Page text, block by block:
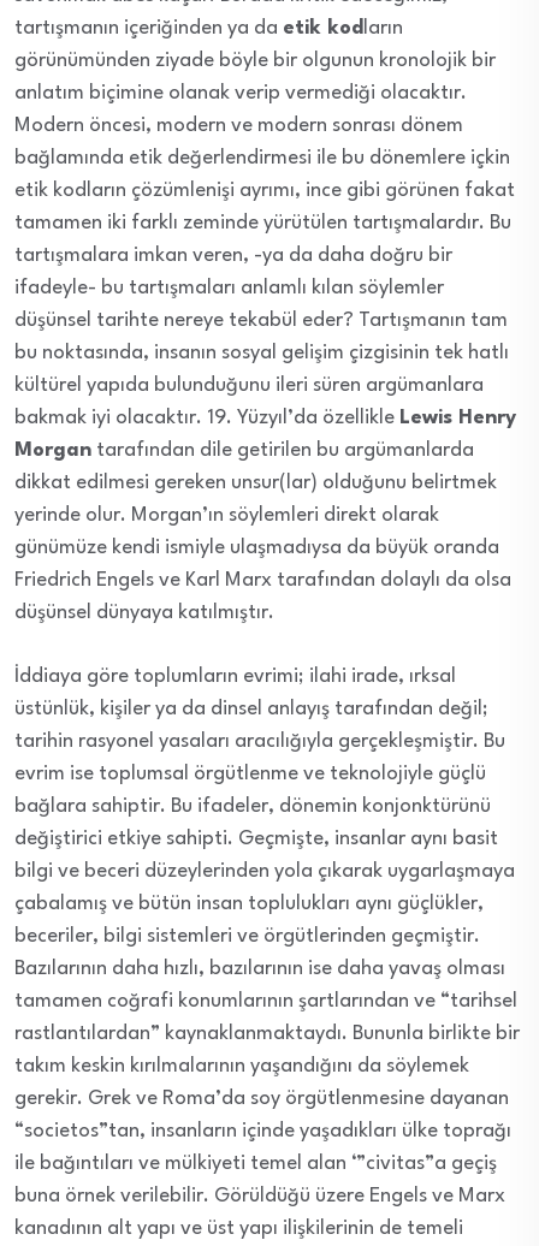
tartışmanın içeriğinden ya da etik kod ların
görünümünden ziyade böyle bir olgunun kronolojik bir
anlatım biçimine olanak verip vermediği olacaktır.
Modern öncesi, modern ve modern sonrası dönem
bağlamında etik değerlendirmesi ile bu dönemlere içkin
etik kodların çözümlenişi ayrımı, ince gibi görünen fakat
tamamen iki farklı zeminde yürütülen tartışmalardır. Bu
tartışmalara imkan veren, -ya da daha doğru bir
ifadeyle- bu tartışmaları anlamlı kılan söylemler
düşünsel tarihte nereye tekabül eder? Tartışmanın tam
bu noktasında, insanın sosyal gelişim çizgisinin tek hatlı
kültürel yapıda bulunduğunu ileri süren argümanlara
bakmak iyi olacaktır. 19. Yüzyıl’da özellikle Lewis Henry
Morgan tarafından dile getirilen bu argümanlarda
dikkat edilmesi gereken unsur(lar) olduğunu belirtmek
yerinde olur. Morgan’ın söylemleri direkt olarak
günümüze kendi ismiyle ulaşmadıysa da büyük oranda
Friedrich Engels ve Karl Marx tarafından dolaylı da olsa
düşünsel dünyaya katılmıştır.
İddiaya göre toplumların evrimi; ilahi irade, ırksal
üstünlük, kişiler ya da dinsel anlayış tarafından değil;
tarihin rasyonel yasaları aracılığıyla gerçekleşmiştir. Bu
evrim ise toplumsal örgütlenme ve teknolojiyle güçlü
bağlara sahiptir. Bu ifadeler, dönemin konjonktürünü
değiştirici etkiye sahipti. Geçmişte, insanlar aynı basit
bilgi ve beceri düzeylerinden yola çıkarak uygarlaşmaya
çabalamış ve bütün insan toplulukları aynı güçlükler,
beceriler, bilgi sistemleri ve örgütlerinden geçmiştir.
Bazılarının daha hızlı, bazılarının ise daha yavaş olması
tamamen coğrafi konumlarının şartlarından ve “tarihsel
rastlantılardan” kaynaklanmaktaydı. Bununla birlikte bir
takım keskin kırılmalarının yaşandığını da söylemek
gerekir. Grek ve Roma’da soy örgütlenmesine dayanan
“societos”tan, insanların içinde yaşadıkları ülke toprağı
ile bağıntıları ve mülkiyeti temel alan ‘”civitas”a geçiş
buna örnek verilebilir. Görüldüğü üzere Engels ve Marx
kanadının alt yapı ve üst yapı ilişkilerinin de temeli